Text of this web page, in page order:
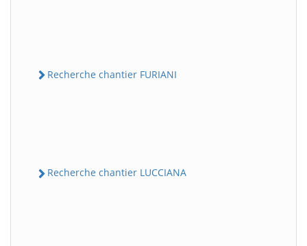
Recherche chantier FURIANI
Recherche chantier LUCCIANA